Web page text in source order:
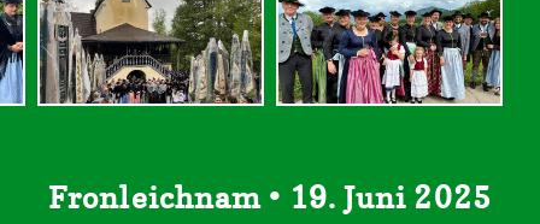
Fronleichnam • 19. Juni 2025